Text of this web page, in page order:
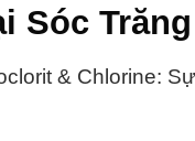
Sóc Trăng
& Chlorine: